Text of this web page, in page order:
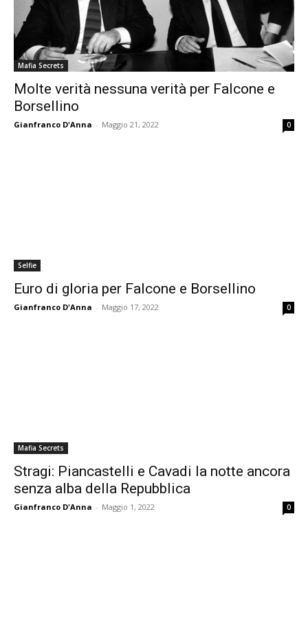
Mafia Secrets
Molte verità nessuna verità per Falcone e
Borsellino
Gianfranco D'Anna - Maggio 21, 2022 0
Selfie
Euro di gloria per Falcone e Borsellino
Gianfranco D'Anna - Maggio 17, 2022 0
Mafia Secrets
Stragi: Piancastelli e Cavadi la notte ancora
senza alba della Repubblica
Gianfranco D'Anna - Maggio 1, 2022 0